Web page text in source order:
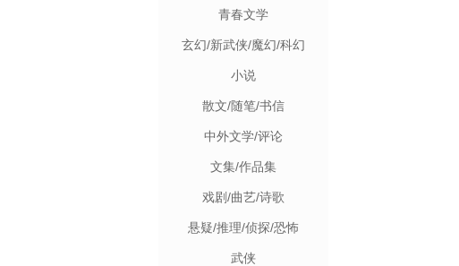
青春文学
玄幻/新武侠/魔幻/科幻
小说
散文/随笔/书信
中外文学/评论
文集/作品集
戏剧/曲艺/诗歌
悬疑/推理/侦探/恐怖
武侠